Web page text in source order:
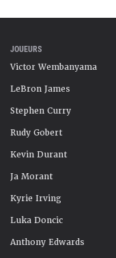
JOUEURS
Victor Wembanyama
LeBron James
Stephen Curry
Rudy Gobert
Kevin Durant
Ja Morant
Kyrie Irving
Luka Doncic
Anthony Edwards